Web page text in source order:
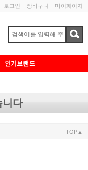
로그인 장바구니 마이페이지
인기브랜드
니다
TOP▲